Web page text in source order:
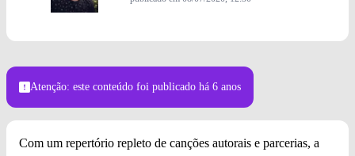
Atenção: este conteúdo foi publicado há 6 anos
Com um repertório repleto de canções autorais e parcerias, a